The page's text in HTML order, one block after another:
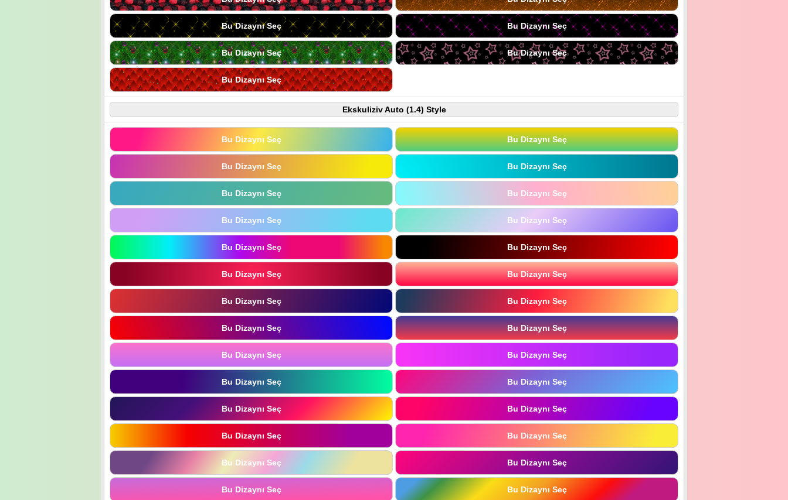
Bu Dizaynı Seç Bu Dizaynı Seç
Bu Dizaynı Seç Bu Dizaynı Seç
Bu Dizaynı Seç
Ekskuliziv Auto (1.4) Style
Bu Dizaynı Seç Bu Dizaynı Seç
Bu Dizaynı Seç Bu Dizaynı Seç
Bu Dizaynı Seç Bu Dizaynı Seç
Bu Dizaynı Seç Bu Dizaynı Seç
Bu Dizaynı Seç Bu Dizaynı Seç
Bu Dizaynı Seç Bu Dizaynı Seç
Bu Dizaynı Seç Bu Dizaynı Seç
Bu Dizaynı Seç Bu Dizaynı Seç
Bu Dizaynı Seç Bu Dizaynı Seç
Bu Dizaynı Seç Bu Dizaynı Seç
Bu Dizaynı Seç Bu Dizaynı Seç
Bu Dizaynı Seç Bu Dizaynı Seç
Bu Dizaynı Seç Bu Dizaynı Seç
Bu Dizaynı Seç Bu Dizaynı Seç